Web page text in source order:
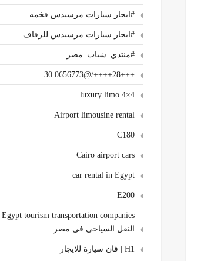
#ايجار سيارات مرسيدس فخمه
#ايجار سيارات مرسيدس للزفاف
#منتدي_شباب_مصر
+++28++++/@30.0656773
4×4 luxury limo
Airport limousine rental
C180
Cairo airport cars
car rental in Egypt
E200
النقل السياحي في مصر
H1 | فان سيارة للايجار